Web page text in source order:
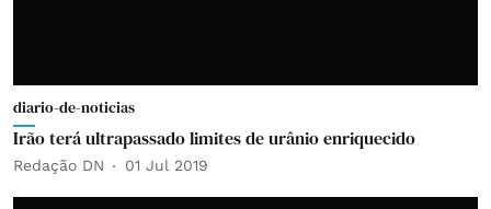
diario-de-noticias
Irão terá ultrapassado limites de urânio enriquecido
Redação DN 01 Jul 2019